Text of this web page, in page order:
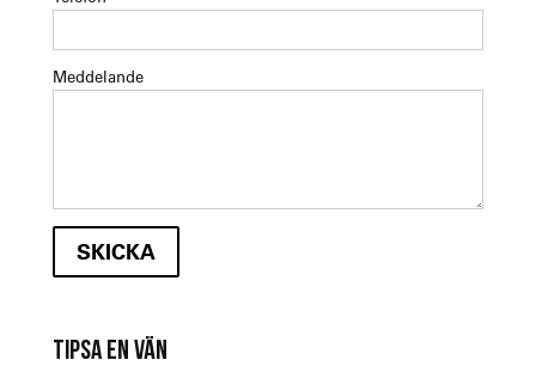
Meddelande
TIPSA EN VÄN